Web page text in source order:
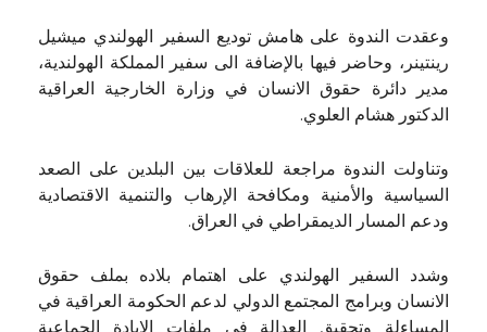
وعقدت الندوة على هامش توديع السفير الهولندي ميشيل
رينتينر، وحاضر فيها بالإضافة الى سفير المملكة الهولندية،
مدير دائرة حقوق الانسان في وزارة الخارجية العراقية
الدكتور هشام العلوي.
وتناولت الندوة مراجعة للعلاقات بين البلدين على الصعد
السياسية والأمنية ومكافحة الإرهاب والتنمية الاقتصادية
ودعم المسار الديمقراطي في العراق.
وشدد السفير الهولندي على اهتمام بلاده بملف حقوق
الانسان وبرامج المجتمع الدولي لدعم الحكومة العراقية في